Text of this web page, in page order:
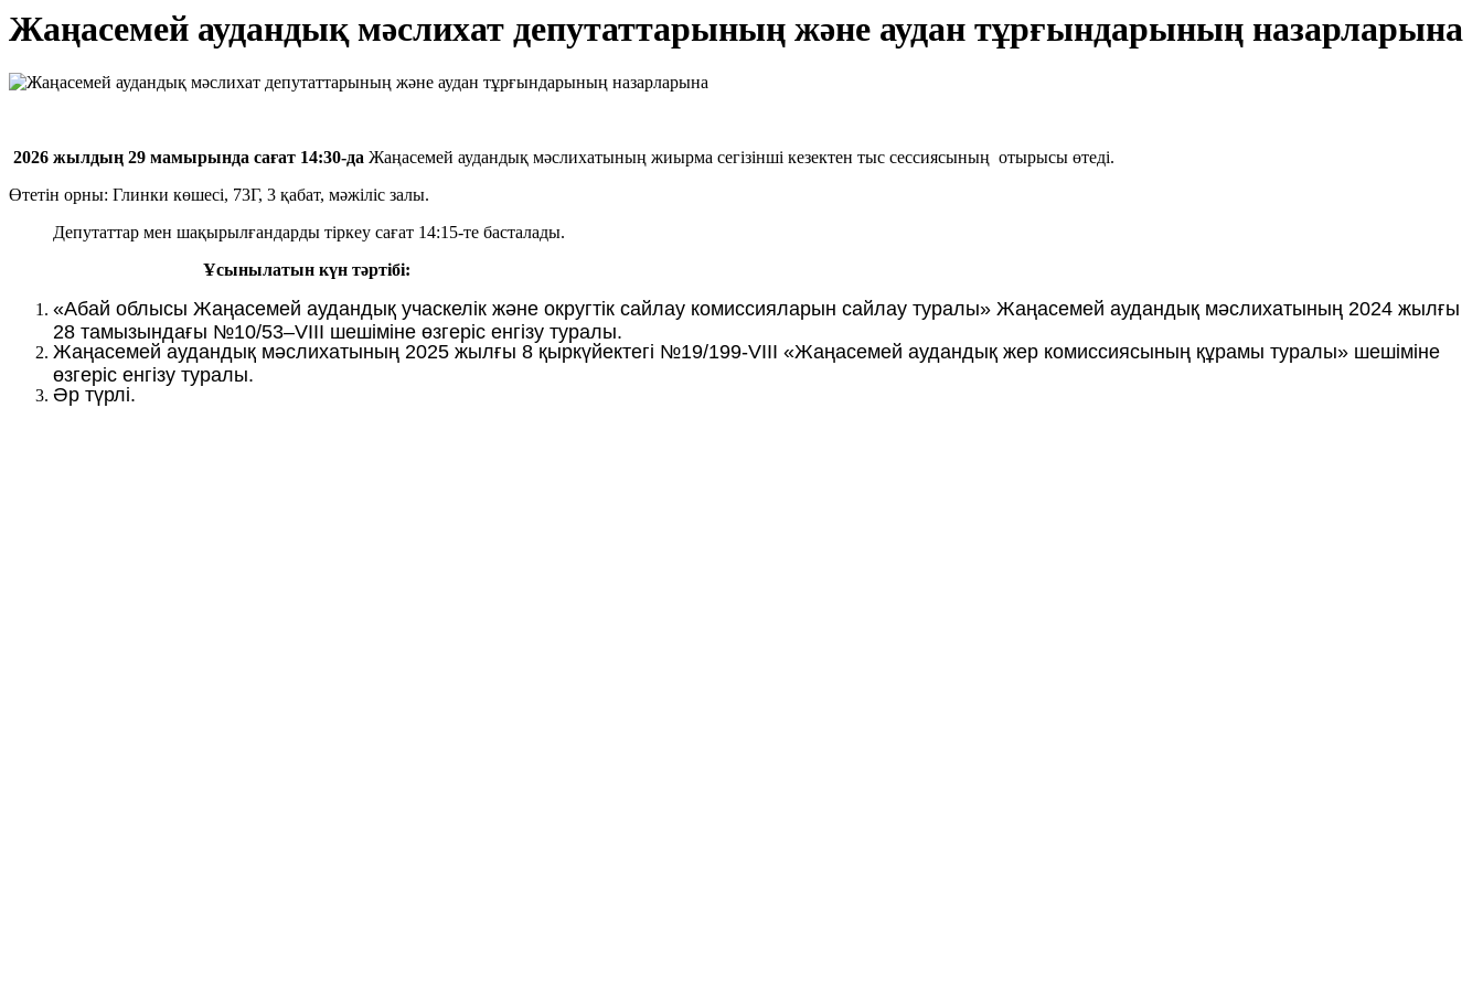
Жаңасемей аудандық мәслихат депутаттарының және аудан тұрғындарының назарларына
2026 жылдың 29 мамырында сағат 14:30-да Жаңасемей аудандық мәслихатының жиырма сегізінші кезектен тыс сессиясының отырысы өтеді.
Өтетін орны: Глинки көшесі, 73Г, 3 қабат, мәжіліс залы.
Депутаттар мен шақырылғандарды тіркеу сағат 14:15-те басталады.
Ұсынылатын күн тәртібі:
«Абай облысы Жаңасемей аудандық учаскелік және округтік сайлау комиссияларын сайлау туралы» Жаңасемей аудандық мәслихатының 2024 жылғы
28 тамызындағы №10/53–VIII шешіміне өзгеріс енгізу туралы.
Жаңасемей аудандық мәслихатының 2025 жылғы 8 қыркүйектегі №19/199-VIII «Жаңасемей аудандық жер комиссиясының құрамы туралы» шешіміне
өзгеріс енгізу туралы.
Әр түрлі.